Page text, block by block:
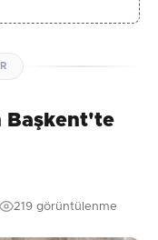
Başkent'te
219 görüntülenme